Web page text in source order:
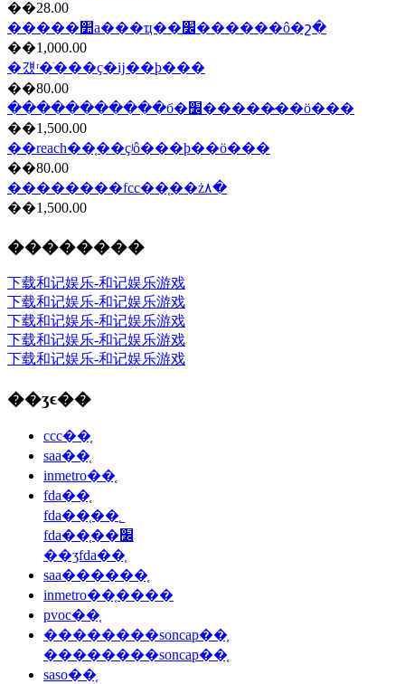
��28.00
�����׺а���ҵ��׼������ô�շ�
��1,000.00
�걨ʳ�ֺ���ҫ�ĳ��ϸ���
��80.00
����������ִ�б�׼�����̷��ö���
��1,500.00
��reach��֤��ҫʲô���ϸ��ö���
��80.00
��������fcc��֤��ż۸�
��1,500.00
��������
下载和记娱乐-和记娱乐游戏
下载和记娱乐-和记娱乐游戏
下载和记娱乐-和记娱乐游戏
下载和记娱乐-和记娱乐游戏
下载和记娱乐-和记娱乐游戏
��ʒϵ��
ccc��֤
saa��֤
inmetro��֤
fda��֤
fda��֤��˾
fda��֤��׼
��ʒfda��֤
saa������֤
inmetro��֤����
pvoc��֤
��������soncap��֤
��������soncap��֤
saso��֤